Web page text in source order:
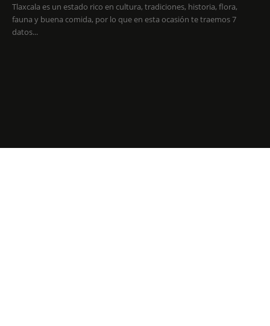
Tlaxcala es un estado rico en cultura, tradiciones, historia, flora,
fauna y buena comida, por lo que en esta ocasión te traemos 7
datos...